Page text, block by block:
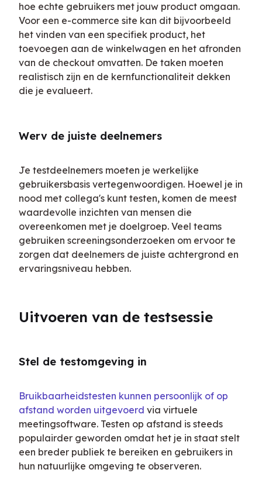
hoe echte gebruikers met jouw product omgaan.
Voor een e-commerce site kan dit bijvoorbeeld
het vinden van een specifiek product, het
toevoegen aan de winkelwagen en het afronden
van de checkout omvatten. De taken moeten
realistisch zijn en de kernfunctionaliteit dekken
die je evalueert.
Werv de juiste deelnemers
Je testdeelnemers moeten je werkelijke
gebruikersbasis vertegenwoordigen. Hoewel je in
nood met collega's kunt testen, komen de meest
waardevolle inzichten van mensen die
overeenkomen met je doelgroep. Veel teams
gebruiken screeningsonderzoeken om ervoor te
zorgen dat deelnemers de juiste achtergrond en
ervaringsniveau hebben.
Uitvoeren van de testsessie
Stel de testomgeving in
Bruikbaarheidstesten kunnen persoonlijk of op
afstand worden uitgevoerd via virtuele
meetingsoftware. Testen op afstand is steeds
populairder geworden omdat het je in staat stelt
een breder publiek te bereiken en gebruikers in
hun natuurlijke omgeving te observeren.